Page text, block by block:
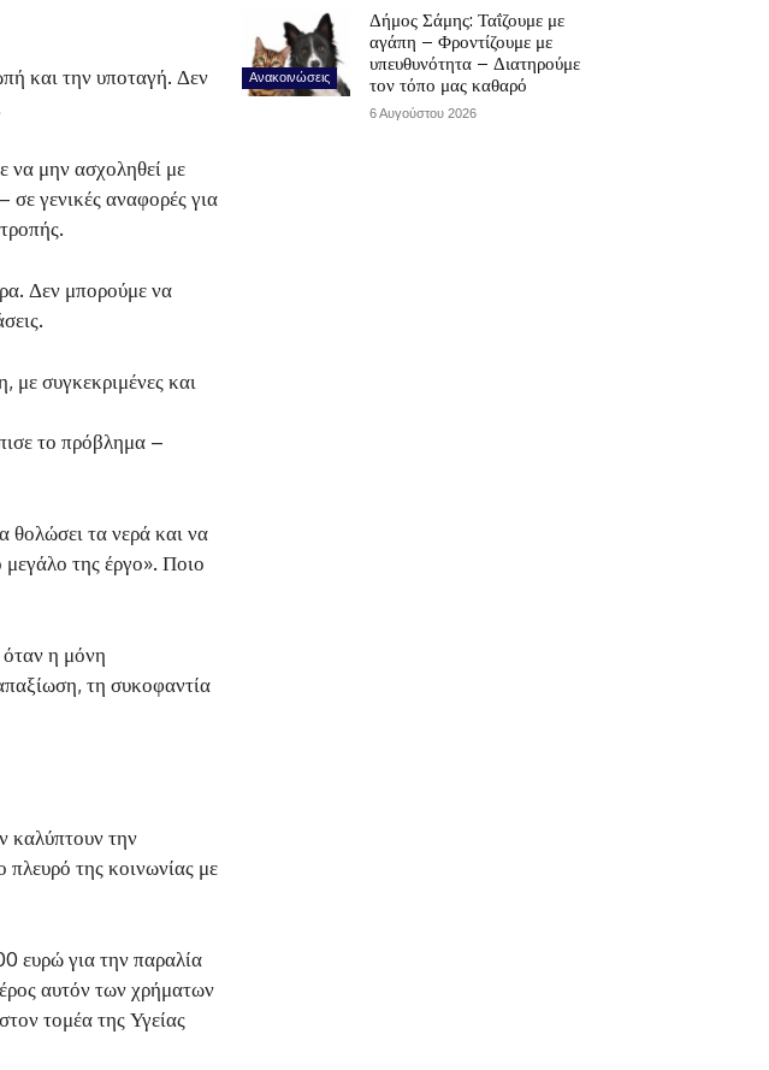
και την υποταγή. Δεν
να μην ασχοληθεί με
γενικές αναφορές για
Δεν μπορούμε να
με συγκεκριμένες και
το πρόβλημα –
θολώσει τα νερά και να
μεγάλο της έργο». Ποιο
όταν η μόνη
τη συκοφαντία
καλύπτουν την
πλευρό της κοινωνίας με
ευρώ για την παραλία
αυτόν των χρήματων
τομέα της Υγείας
Ανακοινώσεις
Δήμος Σάμης: Ταΐζουμε με
αγάπη – Φροντίζουμε με
υπευθυνότητα – Διατηρούμε
τον τόπο μας καθαρό
6 Αυγούστου 2026